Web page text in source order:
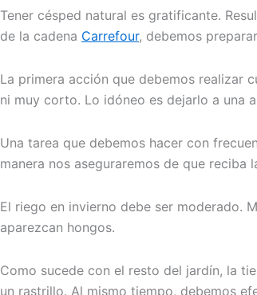
Tener césped natural es gratificante.
de la cadena Carrefour, debemos
La primera acción que debemos realizar
ni muy corto. Lo idóneo es dejarlo a una
Una tarea que debemos hacer con
manera nos aseguraremos de que reciba
El riego en invierno debe ser moderado.
aparezcan hongos.
Como sucede con el resto del jardín, la
un rastrillo. Al mismo tiempo, debemos